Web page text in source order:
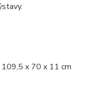
109,5 x 70 x 11 cm